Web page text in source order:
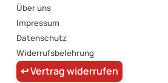
Über uns
Impressum
Datenschutz
Widerrufsbelehrung
↩ Vertrag widerrufen